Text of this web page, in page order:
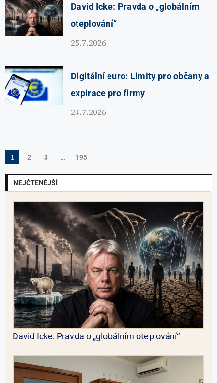
David Icke: Pravda o „globálním
oteplování“
25.7.2026
Digitální euro: Limity pro občany a
expirace pro firmy
24.7.2026
1 2 3 … 195
NEJČTENĚJŠÍ
David Icke: Pravda o „globálním oteplování“